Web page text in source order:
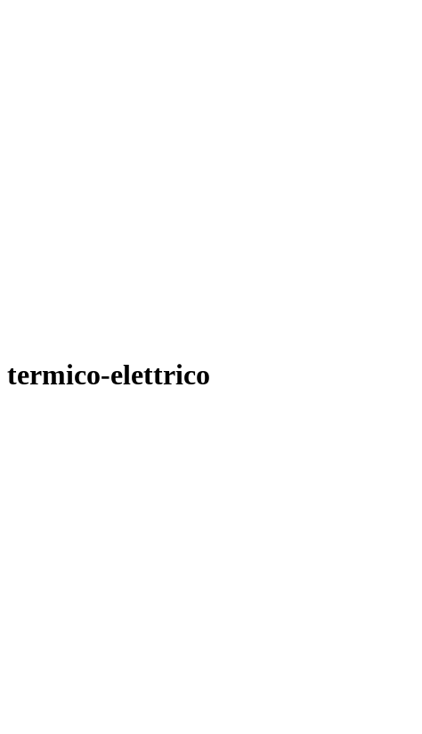
termico-elettrico